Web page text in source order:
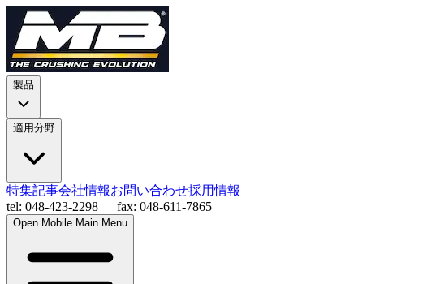
製品
適用分野
特集記事会社情報お問い合わせ採用情報
tel: 048-423-2298 | fax: 048-611-7865
Open Mobile Main Menu